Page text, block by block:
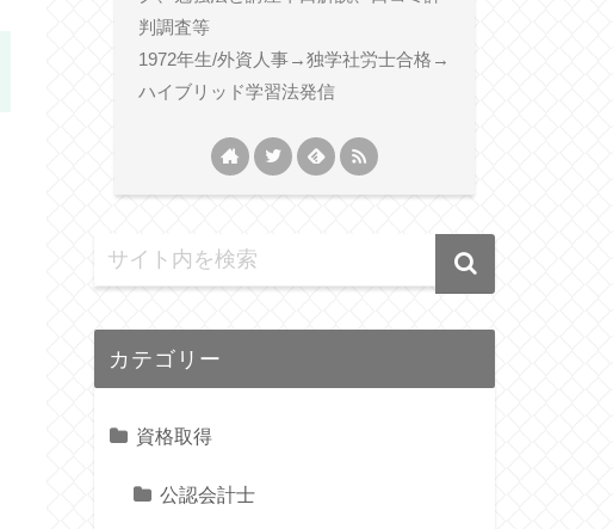
判調査等
1972年生/外資人事→独学社労士合格→
ハイブリッド学習法発信
カテゴリー
資格取得
公認会計士